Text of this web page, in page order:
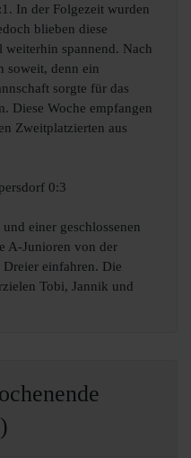
In der Folgezeit wurden
blieben diese
weiterhin spannend. Nach
soweit, denn ein
sorgte für das
Diese Woche empfangen
Zweitplatzierten aus
0:3
einer geschlossenen
A-Junioren von der
Dreier einfahren. Die
Tobi, Jannik und